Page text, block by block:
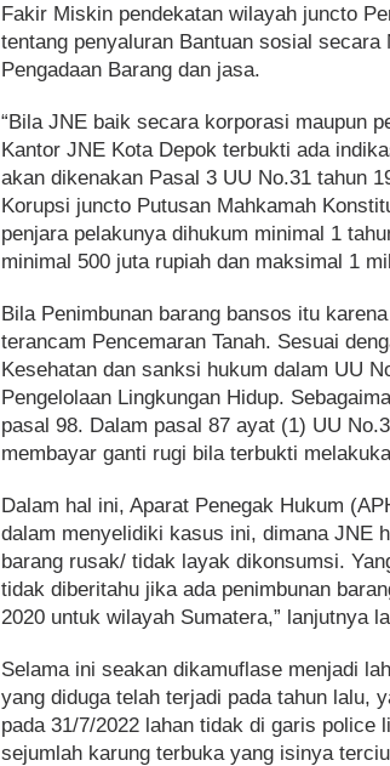
Fakir Miskin pendekatan wilayah juncto
tentang penyaluran Bantuan sosial
Pengadaan Barang dan jasa.
“Bila JNE baik secara korporasi maupun
Kantor JNE Kota Depok terbukti ada
akan dikenakan Pasal 3 UU No.31 tahun
Korupsi juncto Putusan Mahkamah
penjara pelakunya dihukum minimal 1
minimal 500 juta rupiah dan maksimal 1
Bila Penimbunan barang bansos itu
terancam Pencemaran Tanah. Sesuai
Kesehatan dan sanksi hukum dalam UU
Pengelolaan Lingkungan Hidup.
pasal 98. Dalam pasal 87 ayat (1) UU
membayar ganti rugi bila terbukti
Dalam hal ini, Aparat Penegak Hukum
dalam menyelidiki kasus ini, dimana JNE
barang rusak/ tidak layak dikonsumsi.
tidak diberitahu jika ada penimbunan
2020 untuk wilayah Sumatera,” lanjutnya
Selama ini seakan dikamuflase menjadi
yang diduga telah terjadi pada tahun lalu,
pada 31/7/2022 lahan tidak di garis police
sejumlah karung terbuka yang isinya